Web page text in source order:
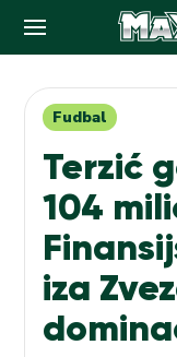
contentFudbal
Terzić
104
iza